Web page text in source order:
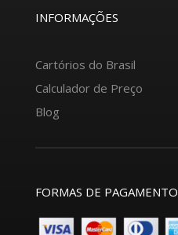
INFORMAÇÕES
Cartórios do Brasil
Calculador de Preço
Blog
FORMAS DE PAGAMENTO